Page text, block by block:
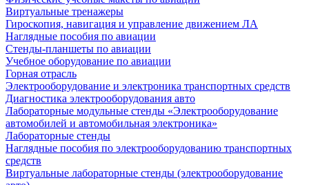
Виртуальные тренажеры
Гироскопия, навигация и управление движением ЛА
Наглядные пособия по авиации
Стенды-планшеты по авиации
Учебное оборудование по авиации
Горная отрасль
Электрооборудование и электроника транспортных средств
Диагностика электрооборудования авто
Лабораторные модульные стенды «Электрооборудование
автомобилей и автомобильная электроника»
Лабораторные стенды
Наглядные пособия по электрооборудованию транспортных
средств
Виртуальные лабораторные стенды (электрооборудование